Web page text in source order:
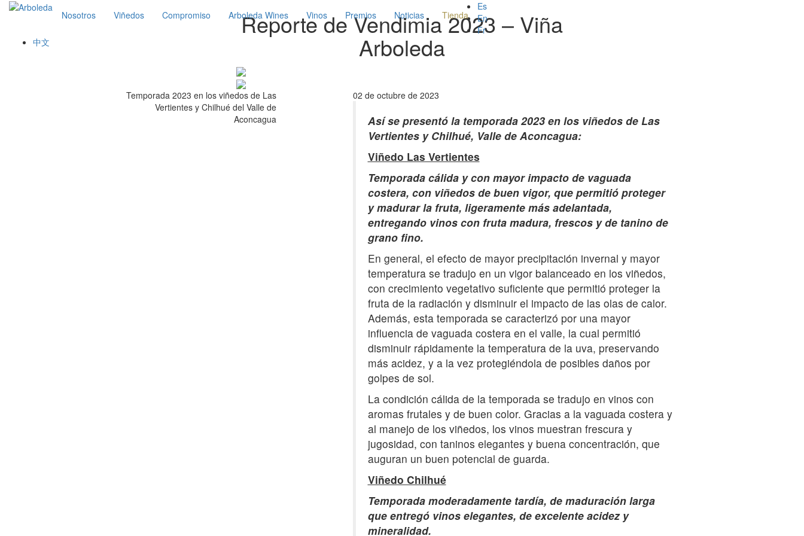
Nosotros Viñedos Compromiso Arboleda Wines Vinos Premios Noticias Tienda
Es
En
Fr
中文
Reporte de Vendimia 2023 – Viña
Arboleda
Temporada 2023 en los viñedos de Las
Vertientes y Chilhué del Valle de
Aconcagua
02 de octubre de 2023
Así se presentó la temporada 2023 en los viñedos de Las
Vertientes y Chilhué, Valle de Aconcagua:
Viñedo Las Vertientes
Temporada cálida y con mayor impacto de vaguada
costera, con viñedos de buen vigor, que permitió proteger
y madurar la fruta, ligeramente más adelantada,
entregando vinos con fruta madura, frescos y de tanino de
grano fino.
En general, el efecto de mayor precipitación invernal y mayor
temperatura se tradujo en un vigor balanceado en los viñedos,
con crecimiento vegetativo suficiente que permitió proteger la
fruta de la radiación y disminuir el impacto de las olas de calor.
Además, esta temporada se caracterizó por una mayor
influencia de vaguada costera en el valle, la cual permitió
disminuir rápidamente la temperatura de la uva, preservando
más acidez, y a la vez protegiéndola de posibles daños por
golpes de sol.
La condición cálida de la temporada se tradujo en vinos con
aromas frutales y de buen color. Gracias a la vaguada costera y
al manejo de los viñedos, los vinos muestran frescura y
jugosidad, con taninos elegantes y buena concentración, que
auguran un buen potencial de guarda.
Viñedo Chilhué
Temporada moderadamente tardía, de maduración larga
que entregó vinos elegantes, de excelente acidez y
mineralidad.